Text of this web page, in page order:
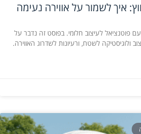
איך לשמור על אווירה נעימה
פוטנציאל לעיצוב חלומי. בפוסט זה נדבר על
ולוגיסטיקה לשטח, ורעיונות לשדרוג האווירה.